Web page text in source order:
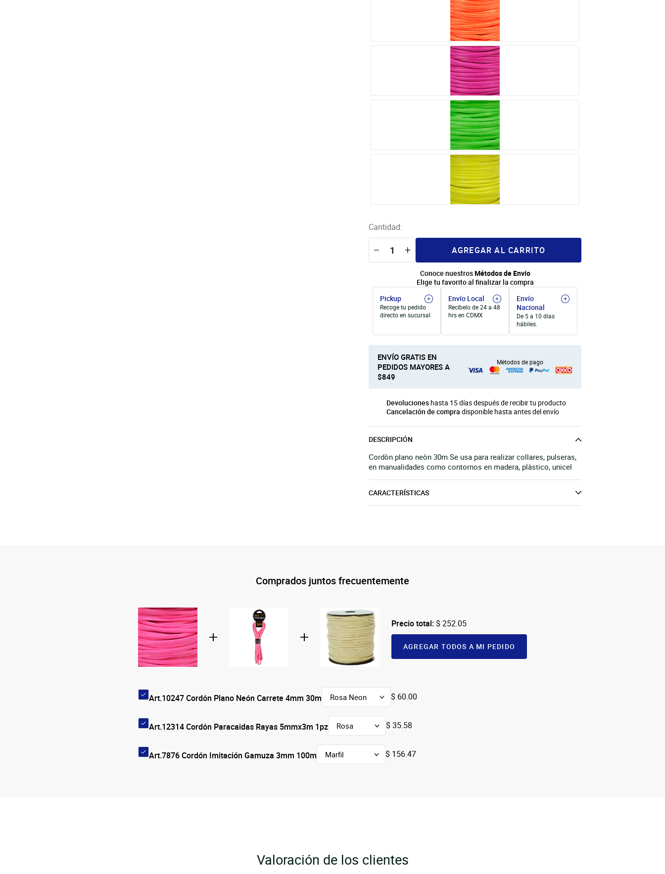
Cantidad:
AGREGAR AL CARRITO
Conoce nuestrosMétodos de Envío
Elige tu favorito al finalizar la compra
Pickup
Recoge tu pedido
directo en sucursal
Envío Local
Recíbelo de 24 a 48
hrs en CDMX
Envío
Nacional
De 5 a 10 días
hábiles.
ENVÍO GRATIS EN
PEDIDOS MAYORES A
$849
Métodos de pago
Devoluciones hasta 15 días después de recibir tu producto
Cancelación de compra disponible hasta antes del envío
DESCRIPCIÓN
Cordòn plano neòn 30m Se usa para realizar collares, pulseras,
en manualidades como contornos en madera, plàstico, unicel
CARACTERÍSTICAS
Comprados juntos frecuentemente
Art.10247 Cordón Plano Neón Carrete 4mm 30m $ 60.00
Art.12314 Cordón Paracaidas Rayas 5mmx3m 1pz $ 35.58
Art.7876 Cordón Imitación Gamuza 3mm 100m $ 156.47
Precio total: $ 252.05
AGREGAR TODOS A MI PEDIDO
Valoración de los clientes